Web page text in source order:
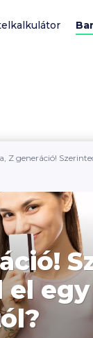
Z generáció!
el egy